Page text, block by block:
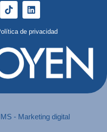
de privacidad
- Marketing digital